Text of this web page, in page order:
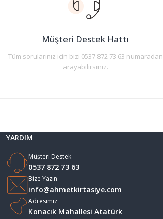
Ürün bilgilerinde hatalar bulunuyor.
Bu ürüne benzer farklı alternatifler olmalı.
Müşteri Destek Hattı
Tüm sorularınız için bizi 0537 872 73 63 numaradan
arayabilirsiniz.
YARDIM
Müşteri Destek
0537 872 73 63
Bize Yazın
info@ahmetkirtasiye.com
Adresimiz
Konacık Mahallesi Atatürk